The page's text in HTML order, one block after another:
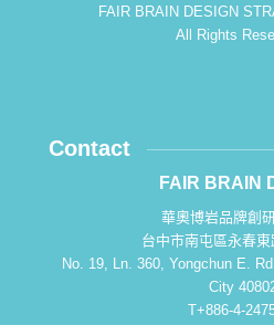
FAIR BRAIN DESIGN
All Rights
Contact
FAIR BRAIN
華奧博岩品牌創
台中市南屯區永春
No. 19, Ln. 360, Yongchun E.
City
T+886-4-